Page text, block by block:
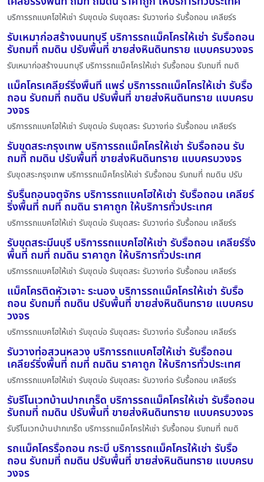
บริการรถแบคโฮให้เช่า รับขุดบ่อ รับขุดสระ รับวางท่อ รับรื้อถอน เคลียร์ร
รับเหมาก่อสร้างนนทบุรี บริการรถแม็คโครให้เช่า รับรื้อถอน
รับถมที่ ถมดิน ปรับพื้นที่ ขายส่งหินดินทราย แบบครบวงจร
รับเหมาก่อสร้างนนทบุรี บริการรถแม็คโครให้เช่า รับรื้อถอน รับถมที่ ถมดิ
แม็คโครเคลียร์ริ่งพื้นที่ แพร่ บริการรถแม็คโครให้เช่า รับรื้อ
ถอน รับถมที่ ถมดิน ปรับพื้นที่ ขายส่งหินดินทราย แบบครบ
วงจร
บริการรถแบคโฮให้เช่า รับขุดบ่อ รับขุดสระ รับวางท่อ รับรื้อถอน เคลียร์ร
รับขุดสระกรุงเทพ บริการรถแม็คโครให้เช่า รับรื้อถอน รับ
ถมที่ ถมดิน ปรับพื้นที่ ขายส่งหินดินทราย แบบครบวงจร
รับขุดสระกรุงเทพ บริการรถแม็คโครให้เช่า รับรื้อถอน รับถมที่ ถมดิน ปรับ
รับรื้นถอนจตุจักร บริการรถแบคโฮให้เช่า รับรื้อถอน เคลียร์
ริ่งพื้นที่ ถมที่ ถมดิน ราคาถูก ให้บริการทั่วประเทศ
บริการรถแบคโฮให้เช่า รับขุดบ่อ รับขุดสระ รับวางท่อ รับรื้อถอน เคลียร์ร
รับขุดสระมีนบุรี บริการรถแบคโฮให้เช่า รับรื้อถอน เคลียร์ริ่ง
พื้นที่ ถมที่ ถมดิน ราคาถูก ให้บริการทั่วประเทศ
บริการรถแบคโฮให้เช่า รับขุดบ่อ รับขุดสระ รับวางท่อ รับรื้อถอน เคลียร์ร
แม็คโครติดหัวเจาะ ระนอง บริการรถแม็คโครให้เช่า รับรื้อ
ถอน รับถมที่ ถมดิน ปรับพื้นที่ ขายส่งหินดินทราย แบบครบ
วงจร
บริการรถแบคโฮให้เช่า รับขุดบ่อ รับขุดสระ รับวางท่อ รับรื้อถอน เคลียร์ร
รับวางท่อสวนหลวง บริการรถแบคโฮให้เช่า รับรื้อถอน
เคลียร์ริ่งพื้นที่ ถมที่ ถมดิน ราคาถูก ให้บริการทั่วประเทศ
บริการรถแบคโฮให้เช่า รับขุดบ่อ รับขุดสระ รับวางท่อ รับรื้อถอน เคลียร์ร
รับรีโนเวทบ้านปากเกร็ด บริการรถแม็คโครให้เช่า รับรื้อถอน
รับถมที่ ถมดิน ปรับพื้นที่ ขายส่งหินดินทราย แบบครบวงจร
รับรีโนเวทบ้านปากเกร็ด บริการรถแม็คโครให้เช่า รับรื้อถอน รับถมที่ ถมดิ
รถแม็คโครรื้อถอน กระบี่ บริการรถแม็คโครให้เช่า รับรื้อ
ถอน รับถมที่ ถมดิน ปรับพื้นที่ ขายส่งหินดินทราย แบบครบ
วงจร